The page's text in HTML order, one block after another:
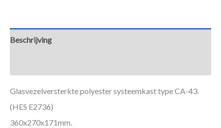
Beschrijving
Glasvezelversterkte polyester systeemkast type CA-43.
(HES E2736)
360x270x171mm.